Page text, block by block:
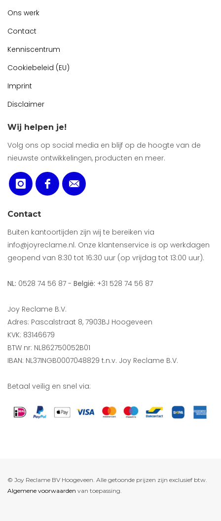
Ons werk
Contact
Kenniscentrum
Cookiebeleid (EU)
Imprint
Disclaimer
Wij helpen je!
Volg ons op social media en blijf op de hoogte van de
nieuwste ontwikkelingen, producten en meer.
Contact
Buiten kantoortijden zijn wij te bereiken via
info@joyreclame.nl. Onze klantenservice is op werkdagen
geopend van 8:30 tot 16:30 uur (op vrijdag tot 13:00 uur).
NL: 0528 74 56 87 - België: +31 528 74 56 87
Joy Reclame B.V.
Adres: Pascalstraat 8, 7903BJ Hoogeveen
KVK: 83146679
BTW nr: NL862750052B01
IBAN: NL37INGB0007048829 t.n.v. Joy Reclame B.V.
Betaal veilig en snel via:
© Joy Reclame BV Hoogeveen. Alle getoonde prijzen zijn exclusief btw.
Algemene voorwaarden van toepassing.